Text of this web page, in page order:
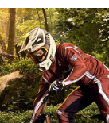
dienen dazu,
testen. Andere
neues
auszuprobieren.
Shooting war
zugleich. Vor